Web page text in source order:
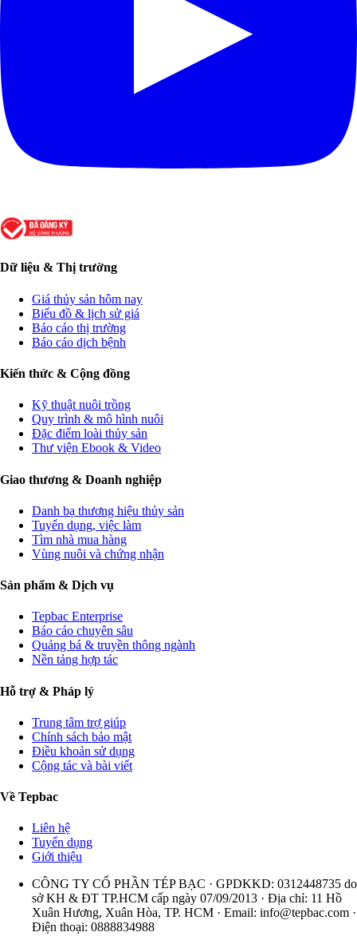
Dữ liệu & Thị trường
Giá thủy sản hôm nay
Biểu đồ & lịch sử giá
Báo cáo thị trường
Báo cáo dịch bệnh
Kiến thức & Cộng đồng
Kỹ thuật nuôi trồng
Quy trình & mô hình nuôi
Đặc điểm loài thủy sản
Thư viện Ebook & Video
Giao thương & Doanh nghiệp
Danh bạ thương hiệu thủy sản
Tuyển dụng, việc làm
Tìm nhà mua hàng
Vùng nuôi và chứng nhận
Sản phẩm & Dịch vụ
Tepbac Enterprise
Báo cáo chuyên sâu
Quảng bá & truyền thông ngành
Nền tảng hợp tác
Hỗ trợ & Pháp lý
Trung tâm trợ giúp
Chính sách bảo mật
Điều khoản sử dụng
Cộng tác và bài viết
Về Tepbac
Liên hệ
Tuyển dụng
Giới thiệu
CÔNG TY CỔ PHẦN TÉP BẠC · GPDKKD: 0312448735 do
sở KH & ĐT TP.HCM cấp ngày 07/09/2013 · Địa chỉ: 11 Hồ
Xuân Hương, Xuân Hòa, TP. HCM · Email: info@tepbac.com ·
Điện thoại: 0888834988